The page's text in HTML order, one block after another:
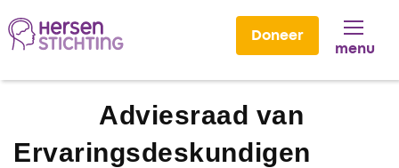
Doneer
menu
Lees voor
Adviesraad van
Ervaringsdeskundigen